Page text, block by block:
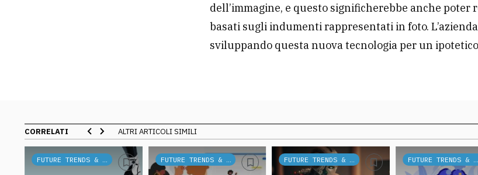
dell’immagine, e questo significherebbe anche poter
basati sugli indumenti rappresentati in foto.
sviluppando questa nuova tecnologia per un ipotetico
CORRELATI ALTRI ARTICOLI SIMILI